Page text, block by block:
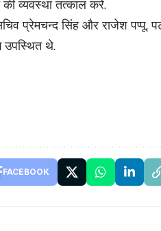
की व्यवस्था तत्काल करें.
प्रेमचन्द सिंह और राजेश पप्पू,
उपस्थित थे.
FACEBOOK